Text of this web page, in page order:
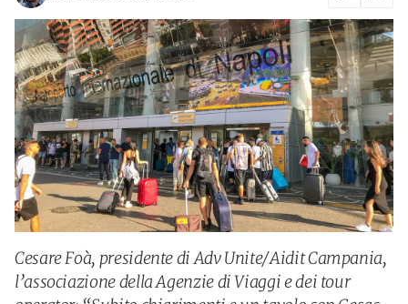
Cesare Foà, presidente di Adv Unite/Aidit Campania,
l’associazione della Agenzie di Viaggi e dei tour